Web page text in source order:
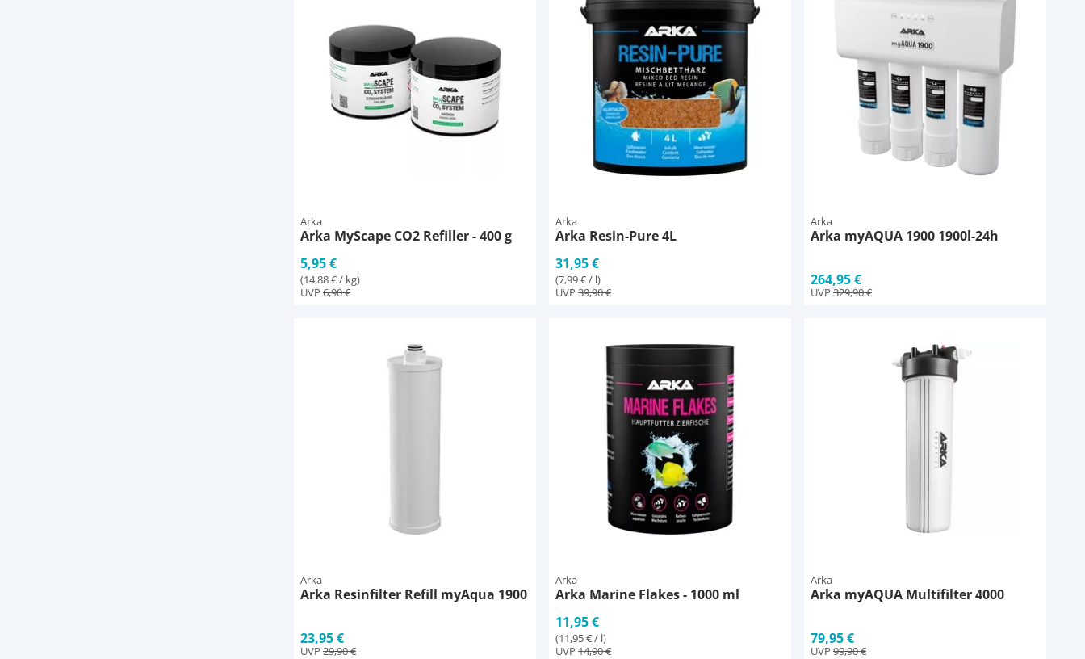
Arka
Arka MyScape CO2 Refiller - 400 g
5,95 €
(14,88 € / kg)
UVP 6,90 €
Arka
Arka Resin-Pure 4L
31,95 €
(7,99 € / l)
UVP 39,90 €
Arka
Arka myAQUA 1900 1900l-24h
264,95 €
UVP 329,90 €
Arka
Arka Resinfilter Refill myAqua 1900
23,95 €
UVP 29,90 €
Arka
Arka Marine Flakes - 1000 ml
11,95 €
(11,95 € / l)
UVP 14,90 €
Arka
Arka myAQUA Multifilter 4000
79,95 €
UVP 99,90 €